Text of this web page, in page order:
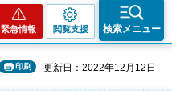
緊急情報 閲覧支援 検索メニュー
印刷 更新日：2022年12月12日